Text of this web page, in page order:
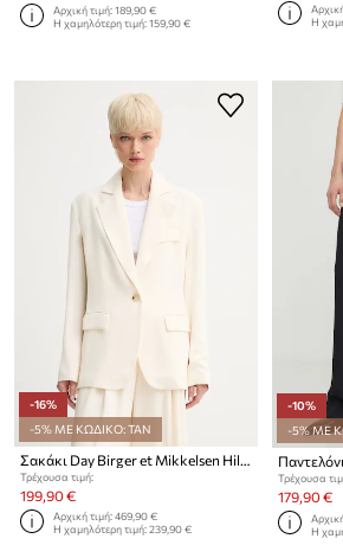
Αρχική τιμή:189,90 €
Η χαμηλότερη τιμή:159,90 €
Η
-16%
-5% ΜΕ ΚΩΔΙΚΟ: TAN
Σακάκι Day Birger et Mikkelsen Hilare
Τρέχουσα τιμή:
199,90 €
Αρχική τιμή:469,90 €
Η χαμηλότερη τιμή:239,90 €
-10%
-5% ΜΕ
Τρέχουσα
179,90 €
Η